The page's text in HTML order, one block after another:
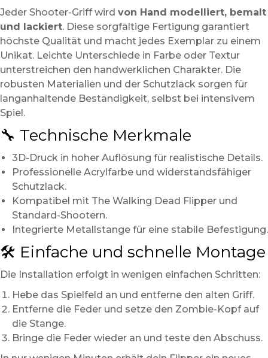
Jeder Shooter-Griff wird von Hand modelliert, bemalt
und lackiert. Diese sorgfältige Fertigung garantiert
höchste Qualität und macht jedes Exemplar zu einem
Unikat. Leichte Unterschiede in Farbe oder Textur
unterstreichen den handwerklichen Charakter. Die
robusten Materialien und der Schutzlack sorgen für
langanhaltende Beständigkeit, selbst bei intensivem
Spiel.
🔧 Technische Merkmale
3D-Druck in hoher Auflösung für realistische Details.
Professionelle Acrylfarbe und widerstandsfähiger
Schutzlack.
Kompatibel mit The Walking Dead Flipper und
Standard-Shootern.
Integrierte Metallstange für eine stabile Befestigung.
🛠️ Einfache und schnelle Montage
Die Installation erfolgt in wenigen einfachen Schritten:
Hebe das Spielfeld an und entferne den alten Griff.
Entferne die Feder und setze den Zombie-Kopf auf
die Stange.
Bringe die Feder wieder an und teste den Abschuss.